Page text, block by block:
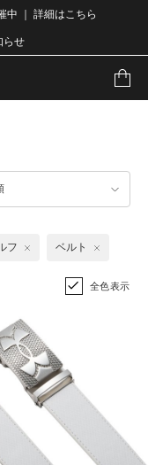
中 ｜ 詳細はこちら
らせ
フ ベルト
全色表示